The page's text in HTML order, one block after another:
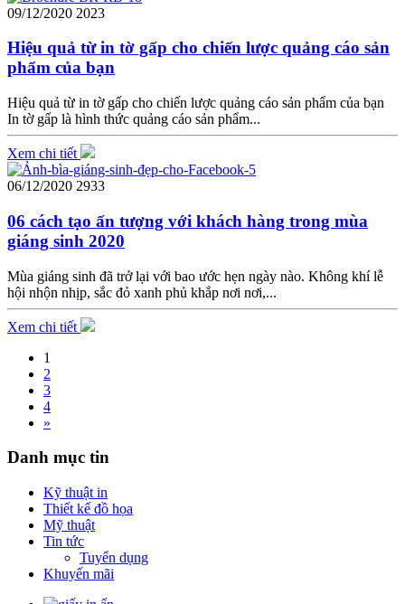
09/12/2020 2023
Hiệu quả từ in tờ gấp cho chiến lược quảng cáo sản
phẩm của bạn
Hiệu quả từ in tờ gấp cho chiến lược quảng cáo sản phẩm của bạn
In tờ gấp là hình thức quảng cáo sản phẩm...
Xem chi tiết
06/12/2020 2933
06 cách tạo ấn tượng với khách hàng trong mùa
giáng sinh 2020
Mùa giáng sinh đã trở lại với bao ước hẹn ngày nào. Không khí lễ
hội nhộn nhịp, sắc đỏ xanh phủ khắp nơi nơi,...
Xem chi tiết
1
2
3
4
»
Danh mục tin
Kỹ thuật in
Thiết kế đồ họa
Mỹ thuật
Tin tức
Tuyển dụng
Khuyến mãi